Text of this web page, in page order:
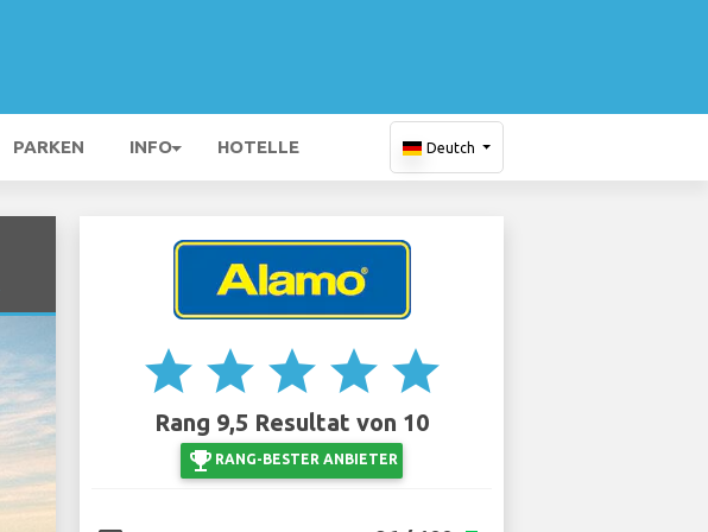
PARKEN INFO HOTELLE Deutch
star star star star star
Rang 9,5 Resultat von 10
emoji_events RANG-BESTER ANBIETER